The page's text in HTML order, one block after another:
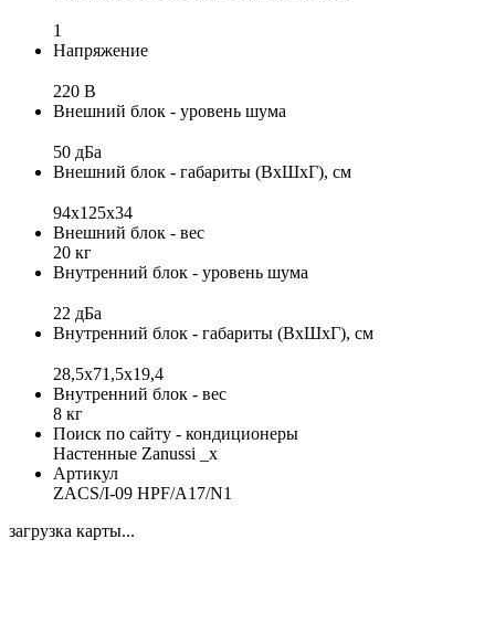
1
Напряжение
220 В
Внешний блок - уровень шума
50 дБа
Внешний блок - габариты (ВхШхГ), см
94x125x34
Внешний блок - вес
20 кг
Внутренний блок - уровень шума
22 дБа
Внутренний блок - габариты (ВхШхГ), см
28,5x71,5x19,4
Внутренний блок - вес
8 кг
Поиск по сайту - кондиционеры
Настенные Zanussi _x
Артикул
ZACS/I-09 HPF/A17/N1
загрузка карты...